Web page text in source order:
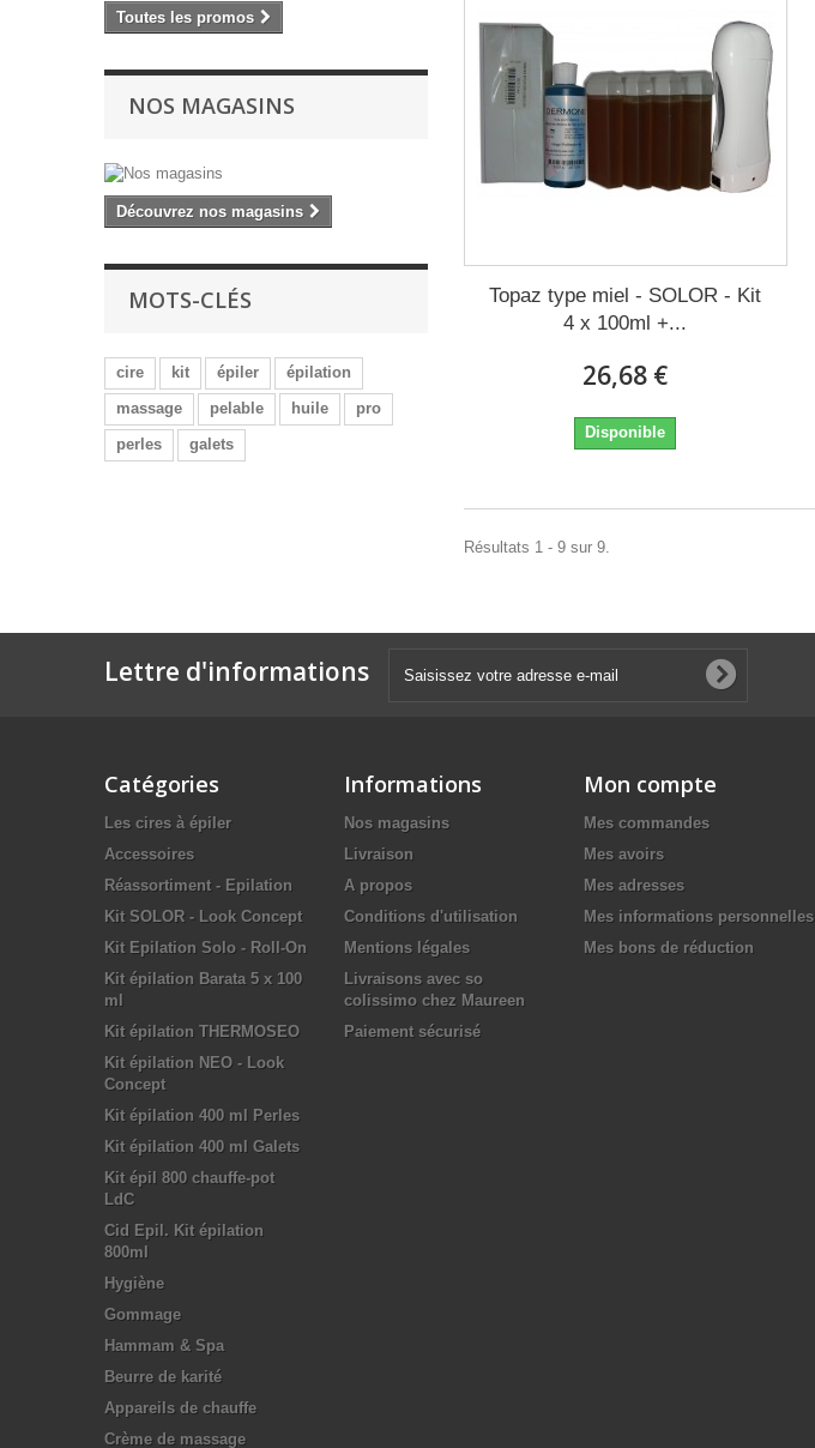
Toutes les promos
NOS MAGASINS
Découvrez nos magasins
MOTS-CLÉS
cire kit épiler
épilation
massage
pelable huile
pro
perles
galets
Topaz type miel - SOLOR - Kit
4 x 100ml +...
26,68 €
Disponible
Résultats 1 - 9 sur 9.
Lettre d'informations
Catégories
Les cires à épiler
Accessoires
Réassortiment - Epilation
Kit SOLOR - Look Concept
Kit Epilation Solo - Roll-On
Kit épilation Barata 5 x 100
ml
Kit épilation THERMOSEO
Kit épilation NEO - Look
Concept
Kit épilation 400 ml Perles
Kit épilation 400 ml Galets
Kit épil 800 chauffe-pot
LdC
Cid Epil. Kit épilation
800ml
Hygiène
Gommage
Hammam & Spa
Beurre de karité
Appareils de chauffe
Crème de massage
Informations
Nos magasins
Livraison
A propos
Conditions d'utilisation
Mentions légales
Livraisons avec so
colissimo chez Maureen
Paiement sécurisé
Mon compte
Mes commandes
Mes avoirs
Mes adresses
Mes informations personnelles
Mes bons de réduction